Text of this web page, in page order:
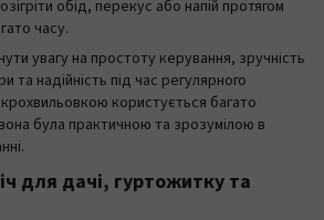
обід, перекус або напій протягом
часу.
увагу на простоту керування, зручність
та надійність під час регулярного
користується багато
була практичною та зрозумілою в
для дачі, гуртожитку та